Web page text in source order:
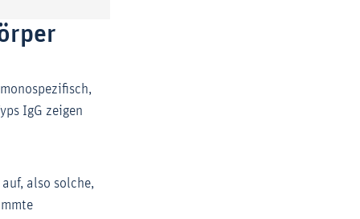
IgG zeigen
also solche,